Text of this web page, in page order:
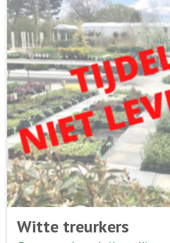
Witte treurkers